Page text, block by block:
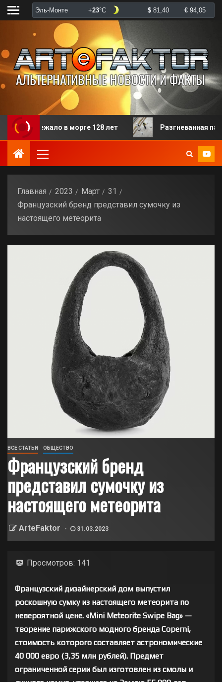
в морге 128 лет Разгневанная пациентка
Главная 2023 Март
31
Французский бренд представил сумочку из
настоящего метеорита
ВСЕ СТАТЬИ ОБЩЕСТВО
Французский бренд
представил сумочку из
настоящего метеорита
ArteFaktor 31.03.2023
Просмотров: 141
Французский дизайнерский дом выпустил
роскошную сумку из настоящего метеорита по
невероятной цене. «Mini Meteorite Swipe Bag» —
творение парижского модного бренда Coperni,
стоимость которого составляет астрономические
40 000 евро (3,35 млн рублей). Предмет
ограниченной серии был изготовлен из смолы и